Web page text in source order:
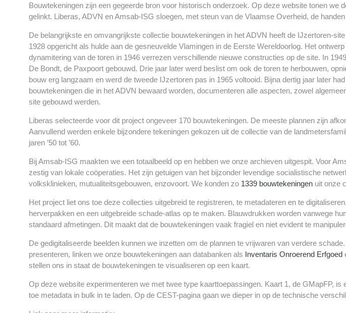
Bouwtekeningen zijn een gegeerde bron voor historisch onderzoek. Op deze website tonen
gelinkt. Liberas, ADVN en Amsab-ISG sloegen, met steun van de Vlaamse Overheid, de
De belangrijkste en omvangrijkste collectie bouwtekeningen in het ADVN heeft de IJzertoren-
1928 opgericht als hulde aan de gesneuvelde Vlamingen in de Eerste Wereldoorlog. Het
dynamitering van de toren in 1946 verrezen verschillende nieuwe constructies op de site. In
De Bondt, de Paxpoort gebouwd. Drie jaar later werd beslist om ook de toren te herbouwen,
bouw erg langzaam en werd de tweede IJzertoren pas in 1965 voltooid. Bijna dertig jaar later
bouwtekeningen die in het ADVN bewaard worden, documenteren alle aspecten, zowel
site gebouwd werden.
Liberas selecteerde voor dit project ongeveer 170 bouwtekeningen. De meeste plannen zijn
Aanvullend werden enkele bijzondere tekeningen gekozen uit de collectie van de
jaren ’50 tot ’60.
Bij Amsab-ISG maakten we een totaalbeeld op en hebben we onze archieven uitgespit. Voor
zestig van lokale coöperaties. Het zijn getuigen van het bijzonder levendige socialistische
volksklinieken, mutualiteitsgebouwen, enzovoort. We konden zo 1339 bouwtekeningen uit onze
Het project liet ons toe deze collecties uitgebreid te registreren, te metadateren en te
herverpakken en een uitgebreide schade-atlas op te maken. Blauwdrukken worden vanwege
standaard afmetingen. Dit maakt dat de bouwtekeningen vaak fragiel en niet evident te
De gedigitaliseerde beelden kunnen we inzetten om de plannen te vrijwaren van verdere
presenteren, linken we onze bouwtekeningen aan databanken als Inventaris Onroerend Erfgoed
stellen ons in staat de bouwtekeningen te visualiseren op een kaart.
Op deze website experimenteren we met twee type kaarttoepassingen. Kaart 1, de GMapFP,
toe metadata in bulk in te laden. Op de CEST-pagina gaan we dieper in op de technische